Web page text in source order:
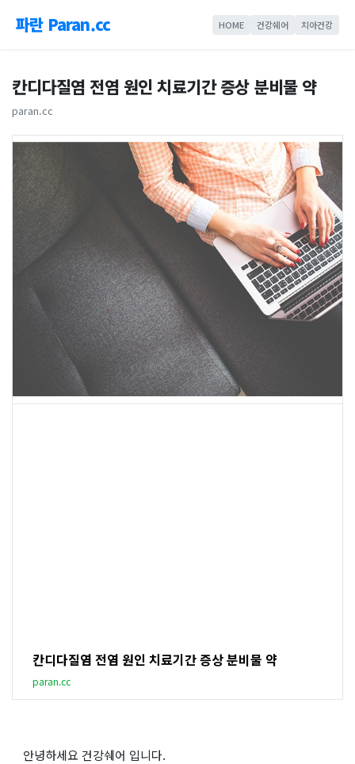
파란 Paran.cc HOME 건강쉐어 치아건강
칸디다질염 전염 원인 치료기간 증상 분비물 약
paran.cc
칸디다질염 전염 원인 치료기간 증상 분비물 약
paran.cc
안녕하세요 건강쉐어 입니다.